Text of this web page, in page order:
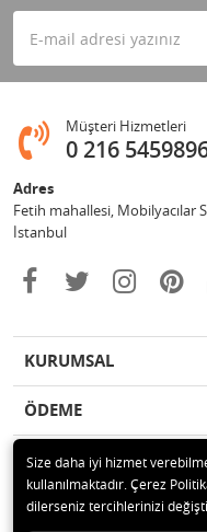
Müşteri Hizmetleri
0 216
Adres
Fetih mahallesi, Mobilyacılar
İstanbul
KURUMSAL
ÖDEME
İLETİŞİM
© 2020 Leylek Mağazacılık
Size daha iyi hizmet
kullanılmaktadır. Çerez
dilerseniz tercihlerinizi